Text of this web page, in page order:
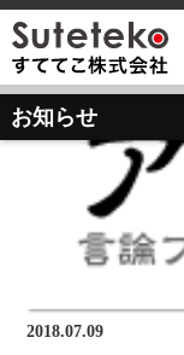
お知らせ
2018.07.09